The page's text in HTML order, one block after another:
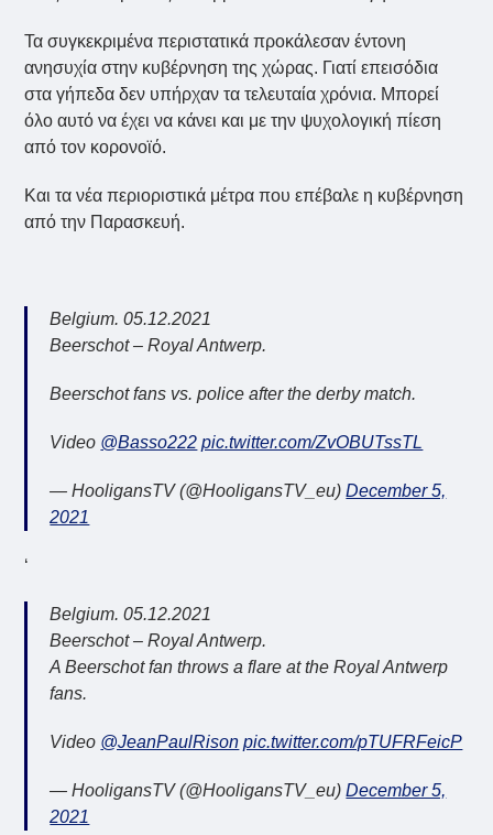
Τα συγκεκριμένα περιστατικά προκάλεσαν έντονη
ανησυχία στην κυβέρνηση της χώρας. Γιατί επεισόδια
στα γήπεδα δεν υπήρχαν τα τελευταία χρόνια. Μπορεί
όλο αυτό να έχει να κάνει και με την ψυχολογική πίεση
από τον κορονοϊό.
Και τα νέα περιοριστικά μέτρα που επέβαλε η κυβέρνηση
από την Παρασκευή.
Belgium. 05.12.2021
Beerschot – Royal Antwerp.
Beerschot fans vs. police after the derby match.
Video @Basso222 pic.twitter.com/ZvOBUTssTL
— HooligansTV (@HooligansTV_eu)December 5,
2021
‘
Belgium. 05.12.2021
Beerschot – Royal Antwerp.
A Beerschot fan throws a flare at the Royal Antwerp
fans.
Video @JeanPaulRison pic.twitter.com/pTUFRFeicP
— HooligansTV (@HooligansTV_eu)December 5,
2021